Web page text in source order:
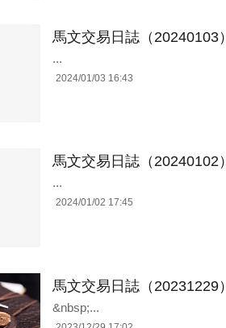
馬文交易日誌（20240103）
...
2024/01/03 16:43
馬文交易日誌（20240102）
...
2024/01/02 17:45
馬文交易日誌（20231229）
&nbsp;...